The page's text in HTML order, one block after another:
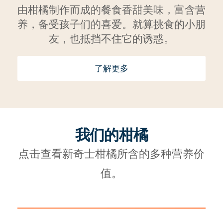
由柑橘制作而成的餐食香甜美味，富含营
养，备受孩子们的喜爱。就算挑食的小朋
友，也抵挡不住它的诱惑。
了解更多
我们的柑橘
点击查看新奇士柑橘所含的多种营养价
值。